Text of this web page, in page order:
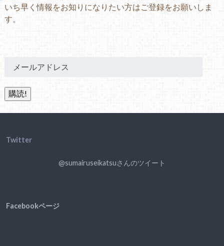
いち早く情報をお知りになりたい方はご登録をお願いしま
す。
Twitter
@sumairuseikatsuさんのツイート
Facebookページ